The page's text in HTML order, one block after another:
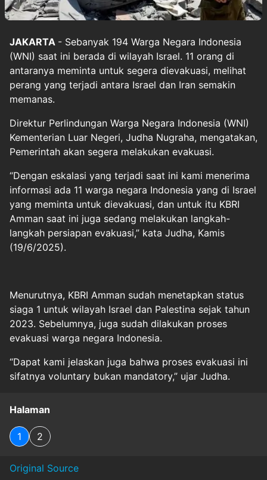
JAKARTA - Sebanyak 194 Warga Negara Indonesia
(WNI) saat ini berada di wilayah Israel. 11 orang di
antaranya meminta untuk segera dievakuasi, melihat
perang yang terjadi antara Israel dan Iran semakin
memanas.
Direktur Perlindungan Warga Negara Indonesia (WNI)
Kementerian Luar Negeri, Judha Nugraha, mengatakan,
Pemerintah akan segera melakukan evakuasi.
“Dengan eskalasi yang terjadi saat ini kami menerima
informasi ada 11 warga negara Indonesia yang di Israel
yang meminta untuk dievakuasi, dan untuk itu KBRI
Amman saat ini juga sedang melakukan langkah-
langkah persiapan evakuasi,” kata Judha, Kamis
(19/6/2025).
Menurutnya, KBRI Amman sudah menetapkan status
siaga 1 untuk wilayah Israel dan Palestina sejak tahun
2023. Sebelumnya, juga sudah dilakukan proses
evakuasi warga negara Indonesia.
“Dapat kami jelaskan juga bahwa proses evakuasi ini
sifatnya voluntary bukan mandatory,” ujar Judha.
Halaman
1 2
Original Source